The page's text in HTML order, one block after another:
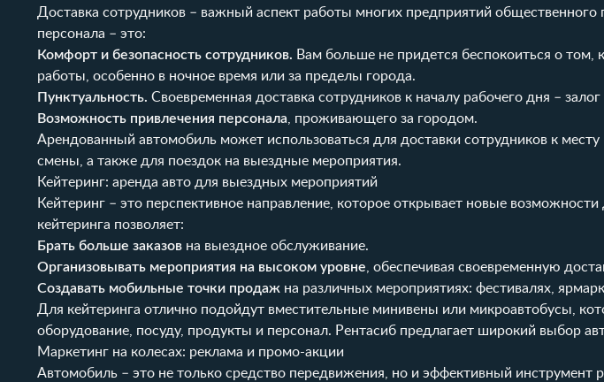
Доставка сотрудников – важный аспект работы многих предприятий общественного
персонала – это:
Комфорт и безопасность сотрудников. Вам больше не придется беспокоиться о том,
работы, особенно в ночное время или за пределы города.
Пунктуальность. Своевременная доставка сотрудников к началу рабочего дня –
Возможность привлечения персонала, проживающего за городом.
Арендованный автомобиль может использоваться для доставки сотрудников к
смены, а также для поездок на выездные мероприятия.
Кейтеринг: аренда авто для выездных мероприятий
Кейтеринг – это перспективное направление, которое открывает новые
кейтеринга позволяет:
Брать больше заказов на выездное обслуживание.
Организовывать мероприятия на высоком уровне, обеспечивая своевременную
Создавать мобильные точки продаж на различных мероприятиях: фестивалях,
Для кейтеринга отлично подойдут вместительные минивены или микроавтобусы,
оборудование, посуду, продукты и персонал. Рентасиб предлагает широкий выбор
Маркетинг на колесах: реклама и промо-акции
Автомобиль – это не только средство передвижения, но и эффективный